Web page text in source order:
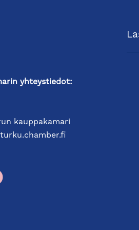
yhteystiedot:
kauppakamari